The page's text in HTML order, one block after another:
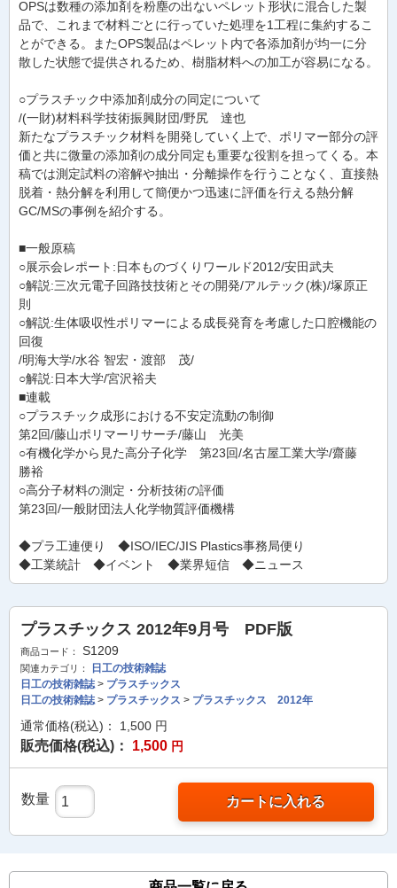
OPSは数種の添加剤を粉塵の出ないペレット形状に混合した製
品で、これまで材料ごとに行っていた処理を1工程に集約するこ
とができる。またOPS製品はペレット内で各添加剤が均一に分
散した状態で提供されるため、樹脂材料への加工が容易になる。
○プラスチック中添加剤成分の同定について
/(一財)材料科学技術振興財団/野尻 達也
新たなプラスチック材料を開発していく上で、ポリマー部分の評
価と共に微量の添加剤の成分同定も重要な役割を担ってくる。本
稿では測定試料の溶解や抽出・分離操作を行うことなく、直接熱
脱着・熱分解を利用して簡便かつ迅速に評価を行える熱分解
GC/MSの事例を紹介する。
■一般原稿
○展示会レポート:日本ものづくりワールド2012/安田武夫
○解説:三次元電子回路技技術とその開発/アルテック(株)/塚原正
則
○解説:生体吸収性ポリマーによる成長発育を考慮した口腔機能の
回復
/明海大学/水谷 智宏・渡部 茂/
○解説:日本大学/宮沢裕夫
■連載
○プラスチック成形における不安定流動の制御
第2回/藤山ポリマーリサーチ/藤山 光美
○有機化学から見た高分子化学 第23回/名古屋工業大学/齋藤
勝裕
○高分子材料の測定・分析技術の評価
第23回/一般財団法人化学物質評価機構
◆プラ工連便り ◆ISO/IEC/JIS Plastics事務局便り
◆工業統計 ◆イベント ◆業界短信 ◆ニュース
プラスチックス 2012年9月号 PDF版
商品コード： S1209
関連カテゴリ：
日工の技術雑誌
日工の技術雑誌> プラスチックス
日工の技術雑誌> プラスチックス > プラスチックス 2012年
通常価格(税込)： 1,500 円
販売価格(税込)： 1,500 円
数量 カートに入れる